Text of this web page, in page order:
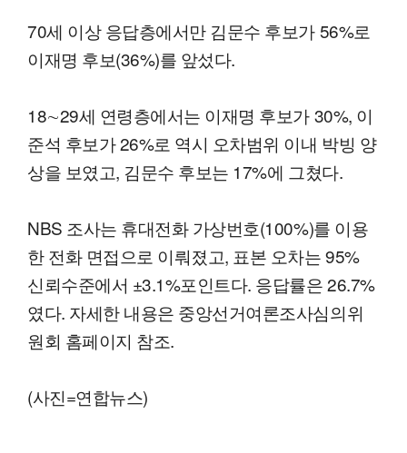
70세 이상 응답층에서만 김문수 후보가 56%로
이재명 후보(36%)를 앞섰다.
18∼29세 연령층에서는 이재명 후보가 30%, 이
준석 후보가 26%로 역시 오차범위 이내 박빙 양
상을 보였고, 김문수 후보는 17%에 그쳤다.
NBS 조사는 휴대전화 가상번호(100%)를 이용
한 전화 면접으로 이뤄졌고, 표본 오차는 95%
신뢰수준에서 ±3.1%포인트다. 응답률은 26.7%
였다. 자세한 내용은 중앙선거여론조사심의위
원회 홈페이지 참조.
(사진=연합뉴스)